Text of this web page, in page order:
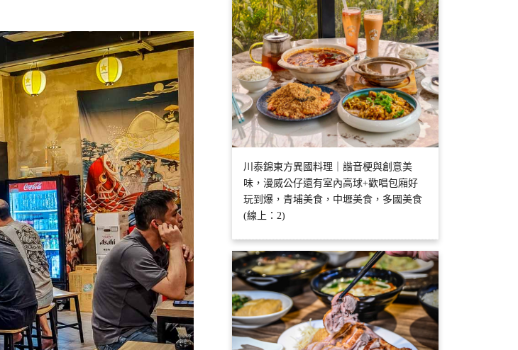
川泰錦東方異國料理｜諧音梗與創意美
味，漫威公仔還有室內高球+歡唱包廂好
玩到爆，青埔美食，中壢美食，多國美食
(線上：2)